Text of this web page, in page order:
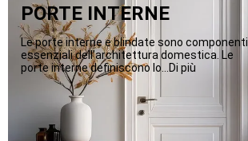
PORTE INTERNE
Le porte interne e blindate sono componenti
essenziali dell’architettura domestica. Le
porte interne definiscono lo...Di più